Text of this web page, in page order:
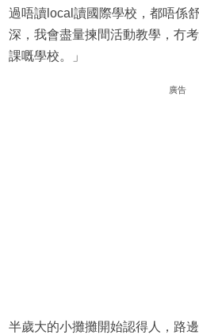
過唔讀local讀國際學校，都唔係
深，我會盡量揀間活動教學，冇
課嘅學校。」
廣告
半歲大的小攤攤開始認得人，路